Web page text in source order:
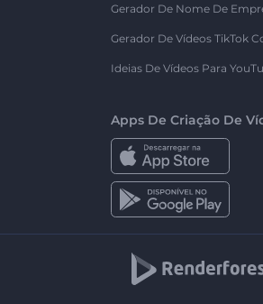
Gerador De Nome De
Gerador De Vídeos TikTok
Ideias De Vídeos Para
Apps De Criação De